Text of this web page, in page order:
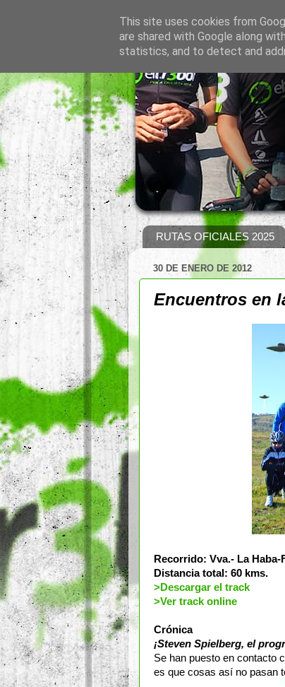
RUTAS OFICIALES 2025
30 DE ENERO DE 2012
Encuentros en
Recorrido: Vva.- La
Distancia total: 60 kms.
>Descargar el track
>Ver track online
Crónica
¡Steven Spielberg, el
Se han puesto en contacto
es que cosas así no pasan
This site uses cookies from
are shared with Google along
statistics, and to detect and